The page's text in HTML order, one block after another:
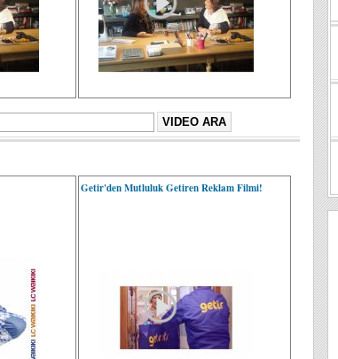
Getir'den Mutluluk Getiren Reklam Filmi!